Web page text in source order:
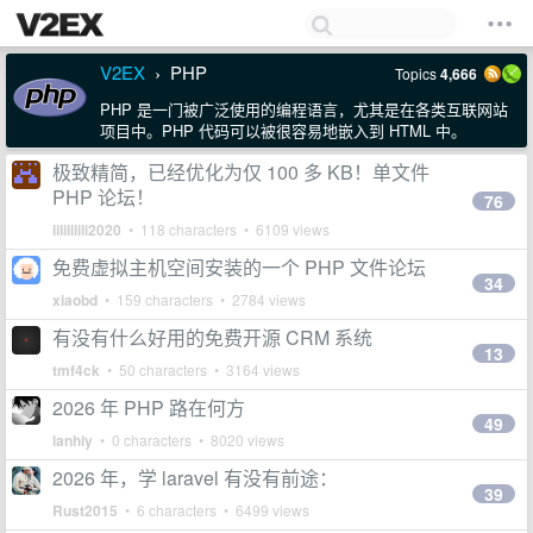
V2EX › PHP Topics4,666
PHP 是一门被广泛使用的编程语言，尤其是在各类互联网站
项目中。PHP 代码可以被很容易地嵌入到 HTML 中。
极致精简，已经优化为仅 100 多 KB！单文件
PHP 论坛！
lilililili2020 • 118 characters • 6109 views
76
免费虚拟主机空间安装的一个 PHP 文件论坛
xiaobd • 159 characters • 2784 views
34
有没有什么好用的免费开源 CRM 系统
tmf4ck • 50 characters • 3164 views
13
2026 年 PHP 路在何方
lanhiy • 0 characters • 8020 views
49
2026 年，学 laravel 有没有前途：
Rust2015 • 6 characters • 6499 views
39